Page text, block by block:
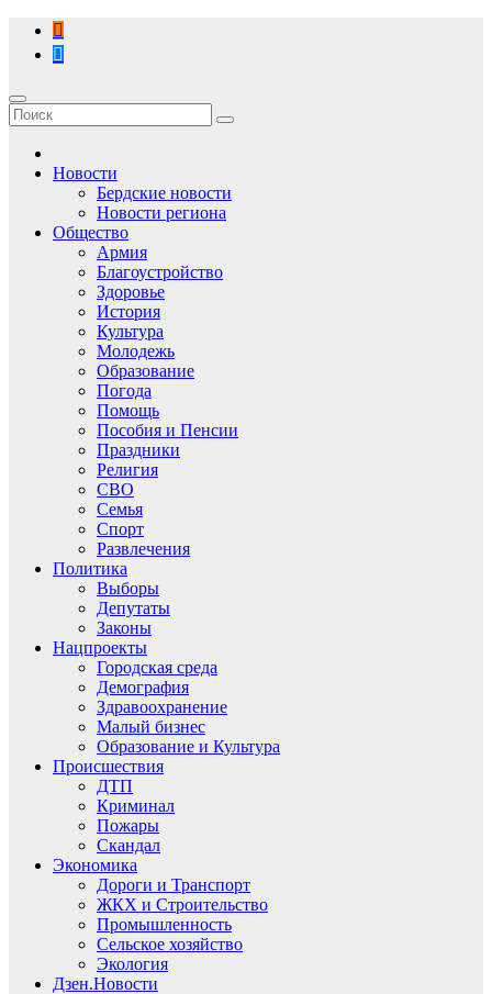
Перейти
содержимому
Новости
Бердские новости
Новости региона
Общество
Армия
Благоустройство
Здоровье
История
Культура
Молодежь
Образование
Погода
Помощь
Пособия и Пенсии
Праздники
Религия
СВО
Семья
Спорт
Развлечения
Политика
Выборы
Депутаты
Законы
Нацпроекты
Городская среда
Демография
Здравоохранение
Малый бизнес
Образование и Культура
Происшествия
ДТП
Криминал
Пожары
Скандал
Экономика
Дороги и Транспорт
ЖКХ и Строительство
Промышленность
Сельское хозяйство
Экология
Дзен.Новости